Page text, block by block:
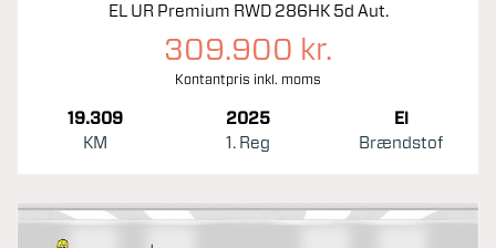
EL UR Premium RWD 286HK 5d Aut.
309.900 kr.
Kontantpris inkl. moms
19.309
KM
2025
1. Reg
El
Brændstof